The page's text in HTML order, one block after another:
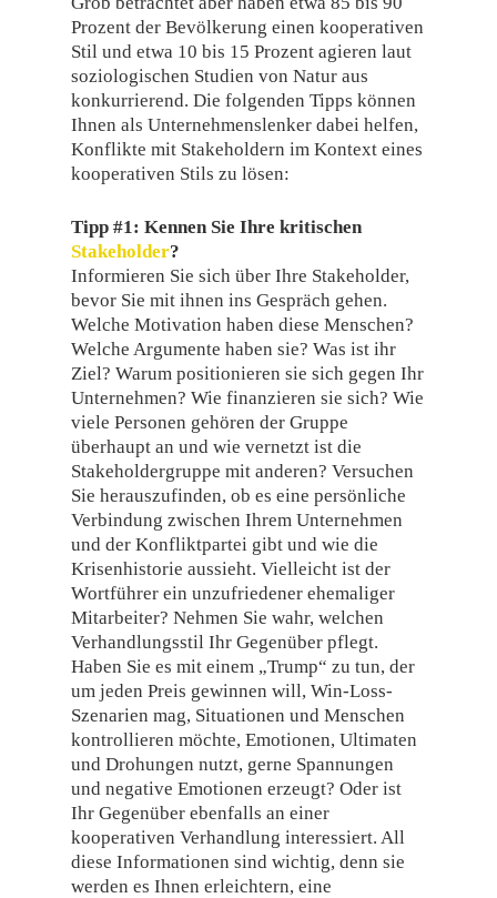
Prozent der Bevölkerung einen kooperativen
Stil und etwa 10 bis 15 Prozent agieren laut
soziologischen Studien von Natur aus
konkurrierend. Die folgenden Tipps können
Ihnen als Unternehmenslenker dabei helfen,
Konflikte mit Stakeholdern im Kontext eines
kooperativen Stils zu lösen:
Tipp #1: Kennen Sie Ihre kritischen
Stakeholder?
Informieren Sie sich über Ihre Stakeholder,
bevor Sie mit ihnen ins Gespräch gehen.
Welche Motivation haben diese Menschen?
Welche Argumente haben sie? Was ist ihr
Ziel? Warum positionieren sie sich gegen Ihr
Unternehmen? Wie finanzieren sie sich? Wie
viele Personen gehören der Gruppe
überhaupt an und wie vernetzt ist die
Stakeholdergruppe mit anderen? Versuchen
Sie herauszufinden, ob es eine persönliche
Verbindung zwischen Ihrem Unternehmen
und der Konfliktpartei gibt und wie die
Krisenhistorie aussieht. Vielleicht ist der
Wortführer ein unzufriedener ehemaliger
Mitarbeiter? Nehmen Sie wahr, welchen
Verhandlungsstil Ihr Gegenüber pflegt.
Haben Sie es mit einem „Trump“ zu tun, der
um jeden Preis gewinnen will, Win-Loss-
Szenarien mag, Situationen und Menschen
kontrollieren möchte, Emotionen, Ultimaten
und Drohungen nutzt, gerne Spannungen
und negative Emotionen erzeugt? Oder ist
Ihr Gegenüber ebenfalls an einer
kooperativen Verhandlung interessiert. All
diese Informationen sind wichtig, denn sie
werden es Ihnen erleichtern, eine